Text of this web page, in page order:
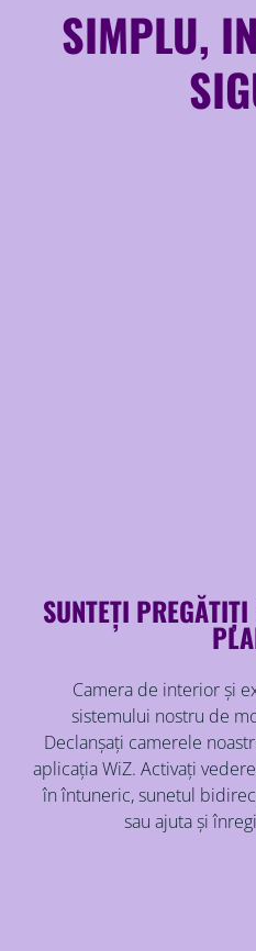
SIMPLU,
SUNTEȚI
Camera de interior și
sistemului nostru de
Declanșați camerele
aplicația WiZ. Activați
în întuneric, sunetul
sau ajuta și